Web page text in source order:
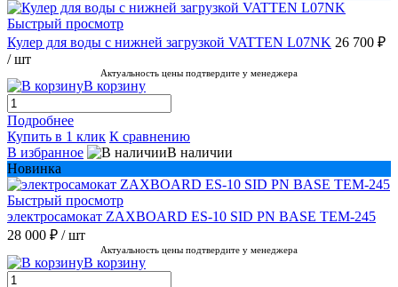
Быстрый просмотр
Кулер для воды с нижней загрузкой VATTEN L07NK 26 700 ₽
/ шт
Актуальность цены подтвердите у менеджера
В корзину
Подробнее
Купить в 1 клик К сравнению
В избранное
В наличии
Новинка
Быстрый просмотр
электросамокат ZAXBOARD ES-10 SID PN BASE TEM-245
28 000 ₽ / шт
Актуальность цены подтвердите у менеджера
В корзину